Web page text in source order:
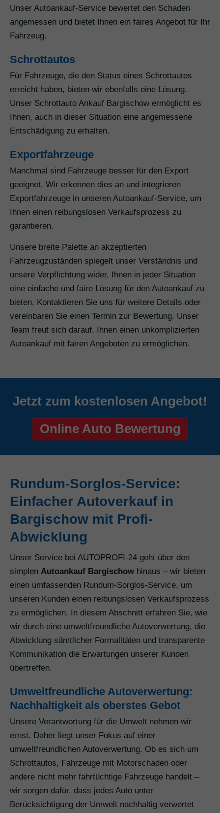
Unser Autoankauf-Service bewertet den Schaden
angemessen und bietet Ihnen ein faires Angebot für Ihr
Fahrzeug.
Schrottautos
Für Fahrzeuge, die den Status eines Schrottautos
erreicht haben, bieten wir ebenfalls eine Lösung.
Unser Schrottauto Ankauf Bargischow ermöglicht es
Ihnen, auch in dieser Situation eine angemessene
Entschädigung zu erhalten.
Exportfahrzeuge
Manchmal sind Fahrzeuge besser für den Export
geeignet. Wir erkennen dies an und integrieren
Exportfahrzeuge in unseren Autoankauf-Service, um
Ihnen einen reibungslosen Verkaufsprozess zu
garantieren.
Unsere breite Palette an akzeptierten
Fahrzeugzuständen spiegelt unser Verständnis und
unsere Verpflichtung wider, Ihnen in jeder Situation
eine einfache und faire Lösung für den Autoankauf zu
bieten. Kontaktieren Sie uns für weitere Details oder
vereinbaren Sie einen Termin zur Bewertung. Unser
Team freut sich darauf, Ihnen einen unkomplizierten
Autoankauf mit fairen Angeboten zu ermöglichen.
Jetzt zum kostenlosen Angebot!
Online Auto Bewertung
Rundum-Sorglos-Service:
Einfacher Autoverkauf in
Bargischow mit Profi-
Abwicklung
Unser Service bei AUTOPROFI-24 geht über den
simplen Autoankauf Bargischow hinaus – wir bieten
einen umfassenden Rundum-Sorglos-Service, um
unseren Kunden einen reibungslosen Verkaufsprozess
zu ermöglichen. In diesem Abschnitt erfahren Sie, wie
wir durch eine umweltfreundliche Autoverwertung, die
Abwicklung sämtlicher Formalitäten und transparente
Kommunikation die Erwartungen unserer Kunden
übertreffen.
Umweltfreundliche Autoverwertung:
Nachhaltigkeit als oberstes Gebot
Unsere Verantwortung für die Umwelt nehmen wir
ernst. Daher liegt unser Fokus auf einer
umweltfreundlichen Autoverwertung. Ob es sich um
Schrottautos, Fahrzeuge mit Motorschaden oder
andere nicht mehr fahrtüchtige Fahrzeuge handelt –
wir sorgen dafür, dass jedes Auto unter
Berücksichtigung der Umwelt nachhaltig verwertet